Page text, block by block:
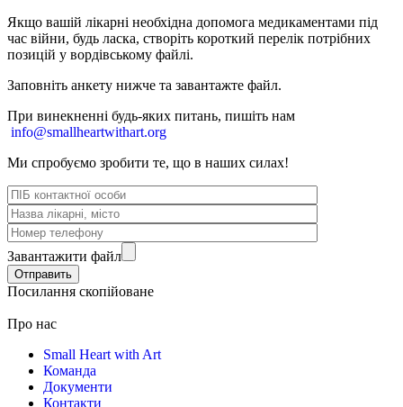
Якщо вашій лікарні необхідна допомога медикаментами під
час війни, будь ласка, створіть короткий перелік потрібних
позицій у вордівському файлі.
Заповніть анкету нижче та завантажте файл.
При винекненні будь-яких питань, пишіть нам
info@smallheartwithart.org
Ми спробуємо зробити те, що в наших силах!
Завантажити файл
Посилання скопійоване
Про нас
Small Heart with Art
Команда
Документи
Контакти